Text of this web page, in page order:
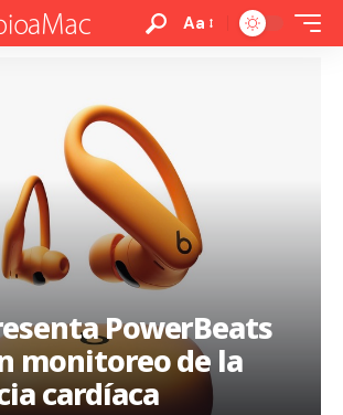
Aa
PowerBeats
monitoreo de la
cardíaca